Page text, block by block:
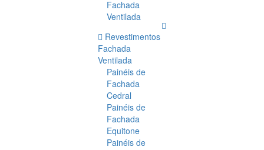
Fachada
Ventilada
Revestimentos
Fachada
Ventilada
Painéis de
Fachada
Cedral
Painéis de
Fachada
Equitone
Painéis de